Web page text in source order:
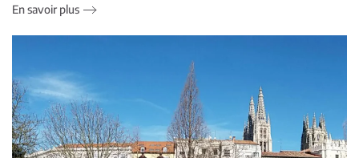
En savoir plus